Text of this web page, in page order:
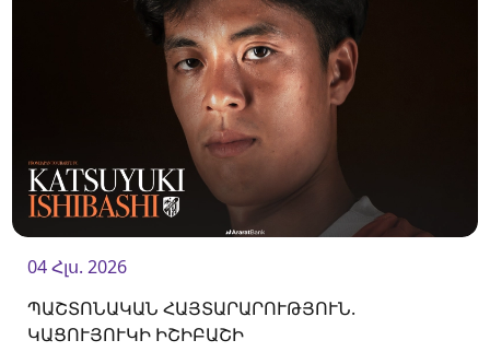
04 Հլս. 2026
ՊԱՇՏՈՆԱԿԱՆ ՀԱՅՏԱՐԱՐՈՒԹՅՈՒՆ.
ԿԱՑՈՒՅՈՒԿԻ ԻՇԻԲԱՇԻ